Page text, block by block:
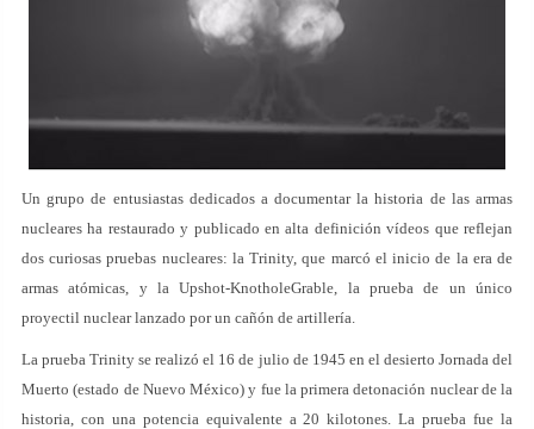
Un grupo de entusiastas dedicados a documentar la historia de las armas
nucleares ha restaurado y publicado en alta definición vídeos que reflejan
dos curiosas pruebas nucleares: la Trinity, que marcó el inicio de la era de
armas atómicas, y la Upshot-KnotholeGrable, la prueba de un único
proyectil nuclear lanzado por un cañón de artillería.
La prueba Trinity se realizó el 16 de julio de 1945 en el desierto Jornada del
Muerto (estado de Nuevo México) y fue la primera detonación nuclear de la
historia, con una potencia equivalente a 20 kilotones. La prueba fue la